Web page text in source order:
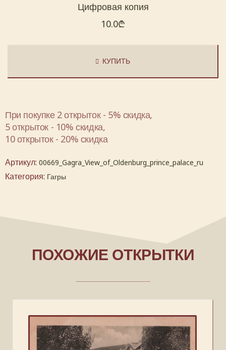
Цифровая копия
10.0₾
КУПИТЬ
При покупке 2 открыток - 5% скидка,
5 открыток - 10% скидка,
10 открыток - 20% скидка
Артикул: 00669_Gagra_View_of_Oldenburg_prince_palace_ru
Категория: Гагры
ПОХОЖИЕ ОТКРЫТКИ